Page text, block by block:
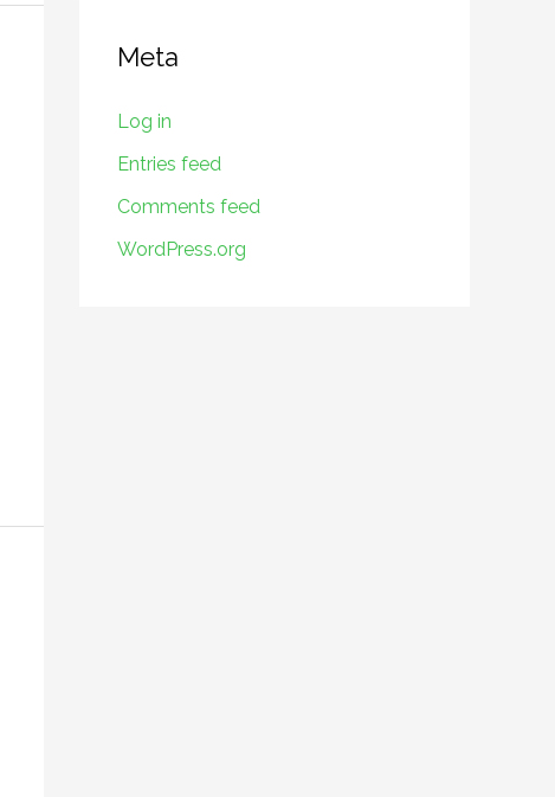
Meta
Log in
Entries feed
Comments feed
WordPress.org